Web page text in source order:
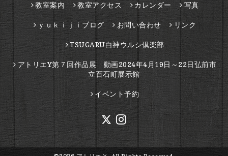
教室案内 教室アクセス カレンダー 写真
ｙｕｋｉｊｉブログ お問い合わせ リンク
TSUGARU白神ウルシ倶楽部
アトリエY第７回作品展 動画2024年4月19日～22日弘前市
立百石町展示館
イベント予約